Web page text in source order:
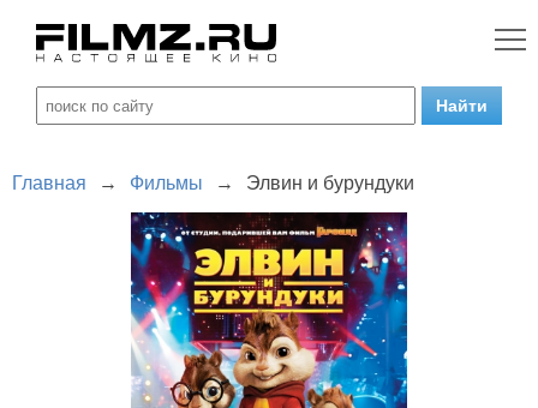
Главная → Фильмы → Элвин и бурундуки